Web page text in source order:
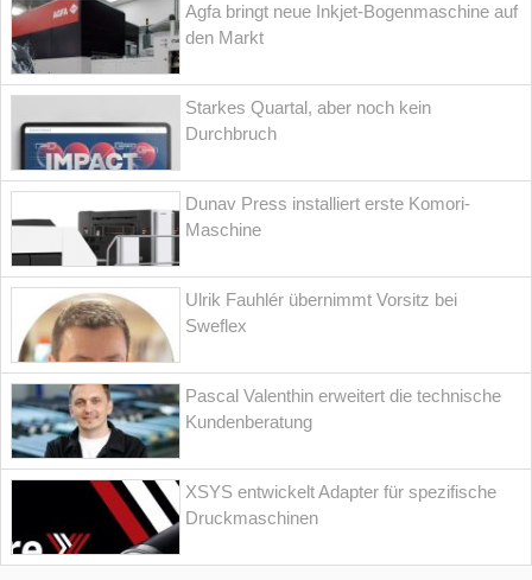
Agfa bringt neue Inkjet-Bogenmaschine auf
den Markt
Starkes Quartal, aber noch kein
Durchbruch
Dunav Press installiert erste Komori-
Maschine
Ulrik Fauhlér übernimmt Vorsitz bei
Sweflex
Pascal Valenthin erweitert die technische
Kundenberatung
XSYS entwickelt Adapter für spezifische
Druckmaschinen